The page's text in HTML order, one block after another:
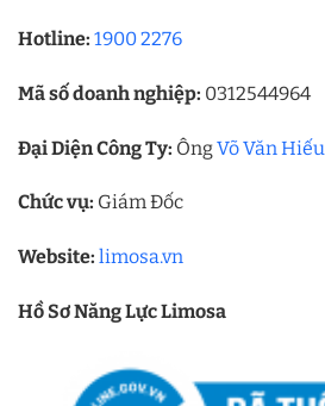
Hotline: 1900 2276
Mã số doanh nghiệp: 0312544964
Đại Diện Công Ty: ÔngVõ Văn Hiếu
Chức vụ: Giám Đốc
Website: limosa.vn
Hồ Sơ Năng Lực Limosa